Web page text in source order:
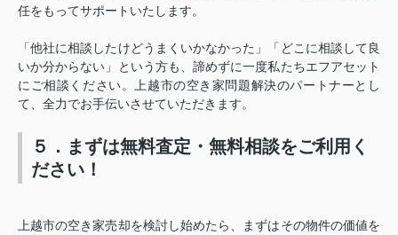
任をもってサポートいたします。
「他社に相談したけどうまくいかなかった」「どこに相談して良
いか分からない」という方も、諦めずに一度私たちエフアセット
にご相談ください。上越市の空き家問題解決のパートナーとし
て、全力でお手伝いさせていただきます。
５．まずは無料査定・無料相談をご利用く
ださい！
上越市の空き家売却を検討し始めたら、まずはその物件の価値を